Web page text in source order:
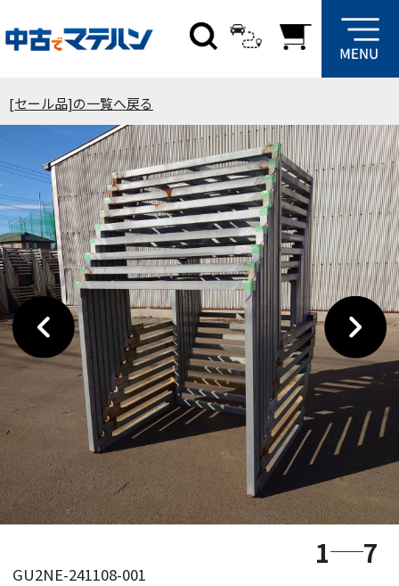
[セール品]の一覧へ戻る
1 7
GU2NE-241108-001